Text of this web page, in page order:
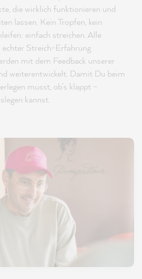
die wirklich funktionieren und
lassen. Kein Tropfen, kein
einfach streichen. Alle
echter Streich-Erfahrung
mit dem Feedback unserer
weiterentwickelt. Damit Du beim
musst, ob’s klappt –
kannst.